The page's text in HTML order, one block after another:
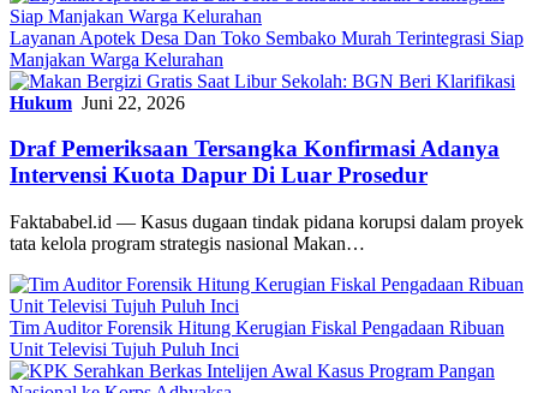
Layanan Apotek Desa Dan Toko Sembako Murah Terintegrasi Siap
Manjakan Warga Kelurahan
Hukum Juni 22, 2026
Draf Pemeriksaan Tersangka Konfirmasi Adanya
Intervensi Kuota Dapur Di Luar Prosedur
Faktababel.id — Kasus dugaan tindak pidana korupsi dalam proyek
tata kelola program strategis nasional Makan…
Tim Auditor Forensik Hitung Kerugian Fiskal Pengadaan Ribuan
Unit Televisi Tujuh Puluh Inci